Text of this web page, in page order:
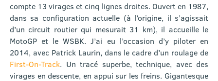
compte 13 virages et cinq lignes droites. Ouvert en 1987,
dans sa configuration actuelle (à l’origine, il s’agissait
d’un circuit routier qui mesurait 31 km), il accueille le
MotoGP et le WSBK. J’ai eu l’occasion d’y piloter en
2014, avec Patrick Laurin, dans le cadre d’un roulage de
First-On-Track. Un tracé superbe, technique, avec des
virages en descente, en appui sur les freins. Gigantesque